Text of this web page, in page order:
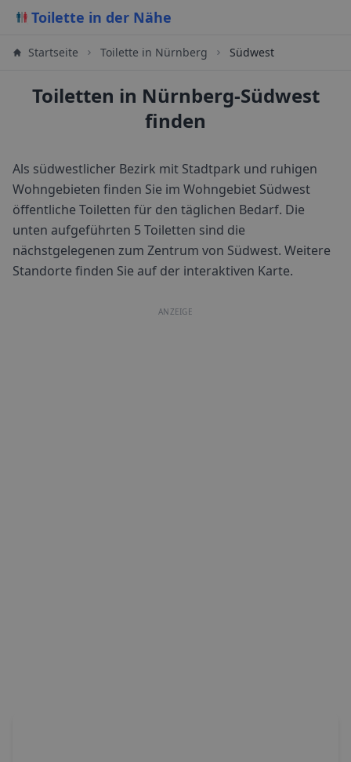
Toilette in der Nähe
Startseite Toilette in Nürnberg Südwest
Toiletten in Nürnberg-Südwest
finden
Als südwestlicher Bezirk mit Stadtpark und ruhigen
Wohngebieten finden Sie im Wohngebiet Südwest
öffentliche Toiletten für den täglichen Bedarf. Die
unten aufgeführten 5 Toiletten sind die
nächstgelegenen zum Zentrum von Südwest. Weitere
Standorte finden Sie auf der interaktiven Karte.
ANZEIGE